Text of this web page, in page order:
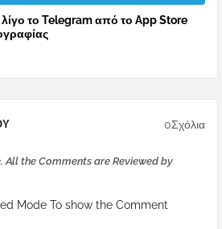
το Telegram από το App Store
0Σχόλια
All the Comments are Reviewed by
Mode To show the Comment